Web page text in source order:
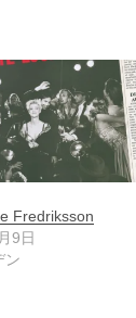
Fredriksson
9日
ン